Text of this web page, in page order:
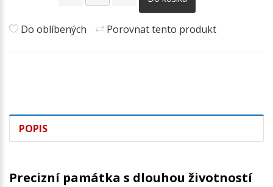
Do oblíbených Porovnat tento produkt
POPIS
Precizní památka s dlouhou životností